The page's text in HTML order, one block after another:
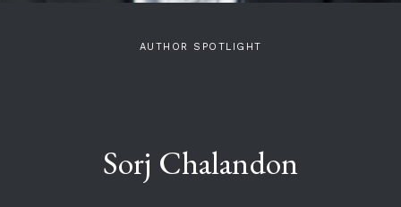
AUTHOR SPOTLIGHT
Sorj Chalandon